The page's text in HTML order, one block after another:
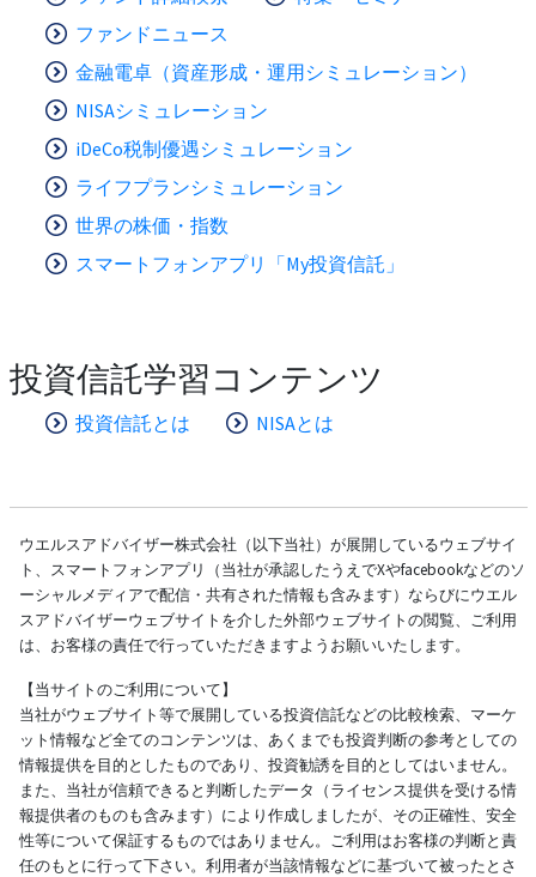
ファンドニュース
金融電卓（資産形成・運用シミュレーション）
NISAシミュレーション
iDeCo税制優遇シミュレーション
ライフプランシミュレーション
世界の株価・指数
スマートフォンアプリ「My投資信託」
投資信託学習コンテンツ
投資信託とは NISAとは
ウエルスアドバイザー株式会社（以下当社）が展開しているウェブサイ
ト、スマートフォンアプリ（当社が承認したうえでXやfacebookなどのソ
ーシャルメディアで配信・共有された情報も含みます）ならびにウエル
スアドバイザーウェブサイトを介した外部ウェブサイトの閲覧、ご利用
は、お客様の責任で行っていただきますようお願いいたします。
【当サイトのご利用について】
当社がウェブサイト等で展開している投資信託などの比較検索、マーケ
ット情報など全てのコンテンツは、あくまでも投資判断の参考としての
情報提供を目的としたものであり、投資勧誘を目的としてはいません。
また、当社が信頼できると判断したデータ（ライセンス提供を受ける情
報提供者のものも含みます）により作成しましたが、その正確性、安全
性等について保証するものではありません。ご利用はお客様の判断と責
任のもとに行って下さい。利用者が当該情報などに基づいて被ったとさ